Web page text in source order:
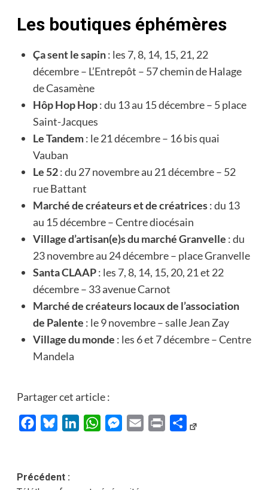
Les boutiques éphémères
Ça sent le sapin: les 7, 8, 14, 15, 21, 22
décembre – L’Entrepôt – 57 chemin de Halage
de Casamène
Hôp Hop Hop: du 13 au 15 décembre – 5 place
Saint-Jacques
Le Tandem: le 21 décembre – 16 bis quai
Vauban
Le 52: du 27 novembre au 21 décembre – 52
rue Battant
Marché de créateurs et de créatrices: du 13
au 15 décembre – Centre diocésain
Village d’artisan(e)s du marché Granvelle : du
23 novembre au 24 décembre – place Granvelle
Santa CLAAP: les 7, 8, 14, 15, 20, 21 et 22
décembre – 33 avenue Carnot
Marché de créateurs locaux de l’association
de Palente : le 9 novembre – salle Jean Zay
Village du monde : les 6 et 7 décembre – Centre
Mandela
Partager cet article :
FacebookBlueskyLinkedInWhatsAppMessenger
Email Print Partager
Navigation
Précédent :